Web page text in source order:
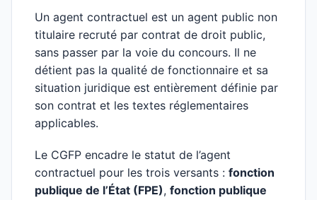
Un agent contractuel est un agent public non
titulaire recruté par contrat de droit public,
sans passer par la voie du concours. Il ne
détient pas la qualité de fonctionnaire et sa
situation juridique est entièrement définie par
son contrat et les textes réglementaires
applicables.
Le CGFP encadre le statut de l’agent
contractuel pour les trois versants : fonction
publique de l’État (FPE), fonction publique